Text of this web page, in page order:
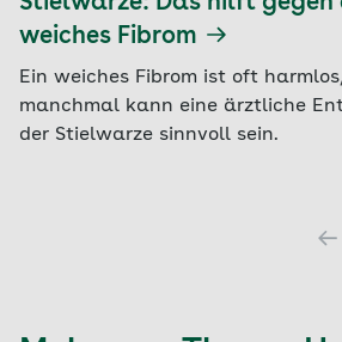
weiches Fibrom
Ein weiches Fibrom ist oft
manchmal kann eine ärztliche
der Stielwarze sinnvoll sein.